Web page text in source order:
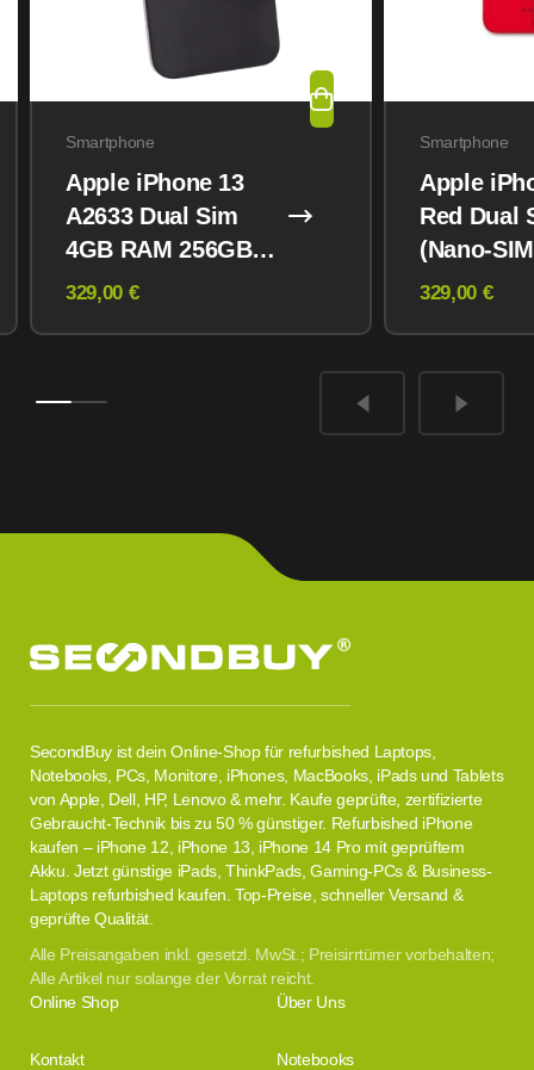
Smartphone
Apple iPhone 13
A2633 Dual Sim
4GB RAM 256GB
Midnight
329,00 €
Smartphone
Apple
Red Dual
(Nano-
eSIM)
329,00 €
SecondBuy ist dein Online-Shop für refurbished Laptops,
Notebooks, PCs, Monitore, iPhones, MacBooks, iPads und Tablets
von Apple, Dell, HP, Lenovo & mehr. Kaufe geprüfte, zertifizierte
Gebraucht-Technik bis zu 50 % günstiger. Refurbished iPhone
kaufen – iPhone 12, iPhone 13, iPhone 14 Pro mit geprüftem
Akku. Jetzt günstige iPads, ThinkPads, Gaming-PCs & Business-
Laptops refurbished kaufen. Top-Preise, schneller Versand &
geprüfte Qualität.
Alle Preisangaben inkl. gesetzl. MwSt.; Preisirrtümer vorbehalten;
Alle Artikel nur solange der Vorrat reicht.
Online Shop Über Uns
Kontakt Notebooks